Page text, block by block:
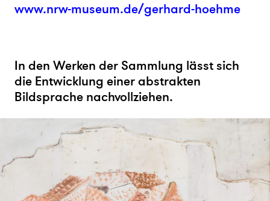
www.nrw-museum.de/gerhard-hoehme
In den Werken der Sammlung lässt sich
die Entwicklung einer abstrakten
Bildsprache nachvollziehen.